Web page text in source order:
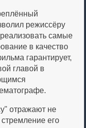
режиссёру
самые
в качество
гарантирует,
главой в
отражают не
его